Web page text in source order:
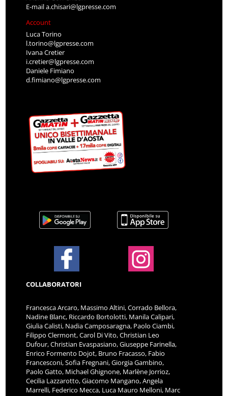
E-maila.chisari@lgpresse.com
Account
Luca Torino
l.torino@lgpresse.com
Ivana Cretier
i.cretier@lgpresse.com
Daniele Fimiano
d.fimiano@lgpresse.com
COLLABORATORI
Francesca Arcaro, Massimo Altini, Corrado Bellora,
Nadine Blanc, Riccardo Bortolotti, Manila Calipari,
Giulia Calisti, Nadia Camposaragna, Paolo Ciambi,
Filippo Clermont, Carol Di Vito, Christian Leo
Dufour, Christian Evaspasiano, Giuseppe Farinella,
Enrico Formento Dojot, Bruno Fracasso, Fabio
Francesconi, Sofia Fregnani, Giorgia Gambino,
Paolo Gatto, Michael Ghignone, Marlène Jorrioz,
Cecilia Lazzarotto, Giacomo Mangano, Angela
Marrelli, Federico Mecca, Luca Mauro Melloni, Marc